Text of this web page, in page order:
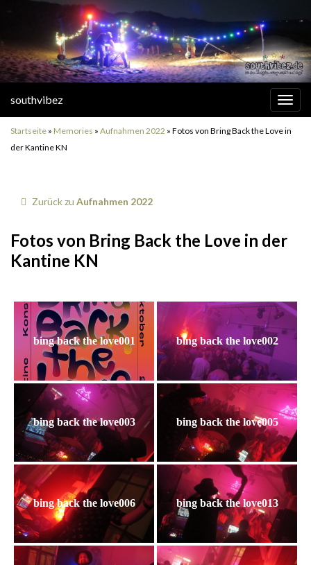
southvibez
Startseite » Memories » Aufnahmen 2022 » Fotos von Bring Back the Love in
der Kantine KN
Zurück zu Aufnahmen 2022
Fotos von Bring Back the Love in der
Kantine KN
bing back the love001 bing back the love002
bing back the love003 bing back the love005
bing back the love006 bing back the love013